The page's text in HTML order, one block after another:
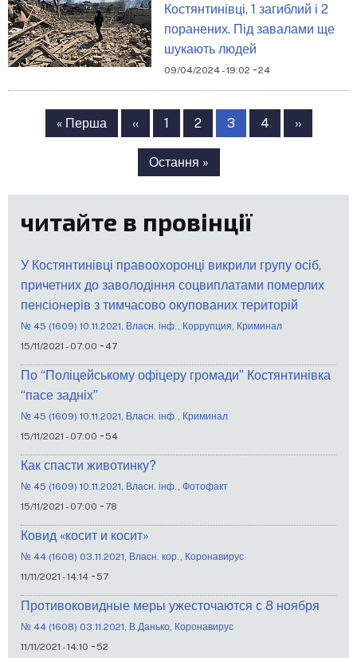
Костянтинівці, 1 загиблий і 2
поранених. Під завалами ще
шукають людей
09/04/2024 - 19:02 -24
сторінки
Перша
« Перша
Попередня
‹‹ Сторінка
1 Сторінка
2 Сторінка
3 Сторінка
4
Наступна
››
Остання
Остання »
читайте в провінції
У Костянтинівці правоохоронці викрили групу осіб,
причетних до заволодіння соцвиплатами померлих
пенсіонерів з тимчасово окупованих територій
№ 45 (1609) 10.11.2021 Власн. інф. Коррупция Криминал
15/11/2021 - 07:00 - 47
По “Поліцейському офіцеру громади” Костянтинівка
“пасе задніх”
№ 45 (1609) 10.11.2021 Власн. інф.
Криминал
15/11/2021 - 07:00 -54
Как спасти животинку?
№ 45 (1609) 10.11.2021 Власн. інф.
Фотофакт
15/11/2021 - 07:00 - 78
Ковид «косит и косит»
№ 44 (1608) 03.11.2021 Власн. кор.
Коронавирус
11/11/2021 - 14:14 -57
Противоковидные меры ужесточаются с 8 ноября
№ 44 (1608) 03.11.2021 В.Данько Коронавирус
11/11/2021 - 14:10 -52